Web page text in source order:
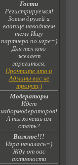
Гости
Регистрируемся!
Зовем друзей и
ваапще наводняем
тему Ищу
партнера по игре=)
Для тех кто
желает
зарегиться:
Прочтите это и
Админы вас не
тронут;)
Модераторы
Идет
набормодераторов!
А ты хочешь им
стать?
Важное!!!
Игра началась=)
Жду от вас
активности